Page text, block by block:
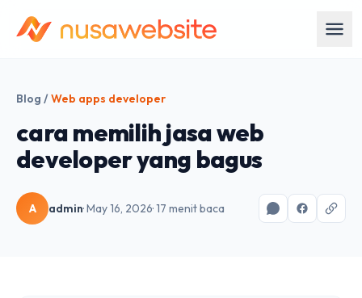
Blog /Web apps developer
cara memilih jasa web
developer yang bagus
A admin· May 16, 2026· 17 menit baca